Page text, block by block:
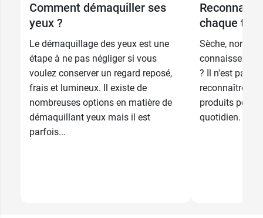
400 ml 10,99 €
2 x 400 ml 21,99 €
Comment démaquiller ses
yeux ?
Le démaquillage des yeux est une
étape à ne pas négliger si vous
voulez conserver un regard reposé,
frais et lumineux. Il existe de
nombreuses options en matière de
démaquillant yeux mais il est
parfois...
chaque
Sèche,
connaissez-
? Il n'est pas
reconnaître
produits pour
quotidien. Afin